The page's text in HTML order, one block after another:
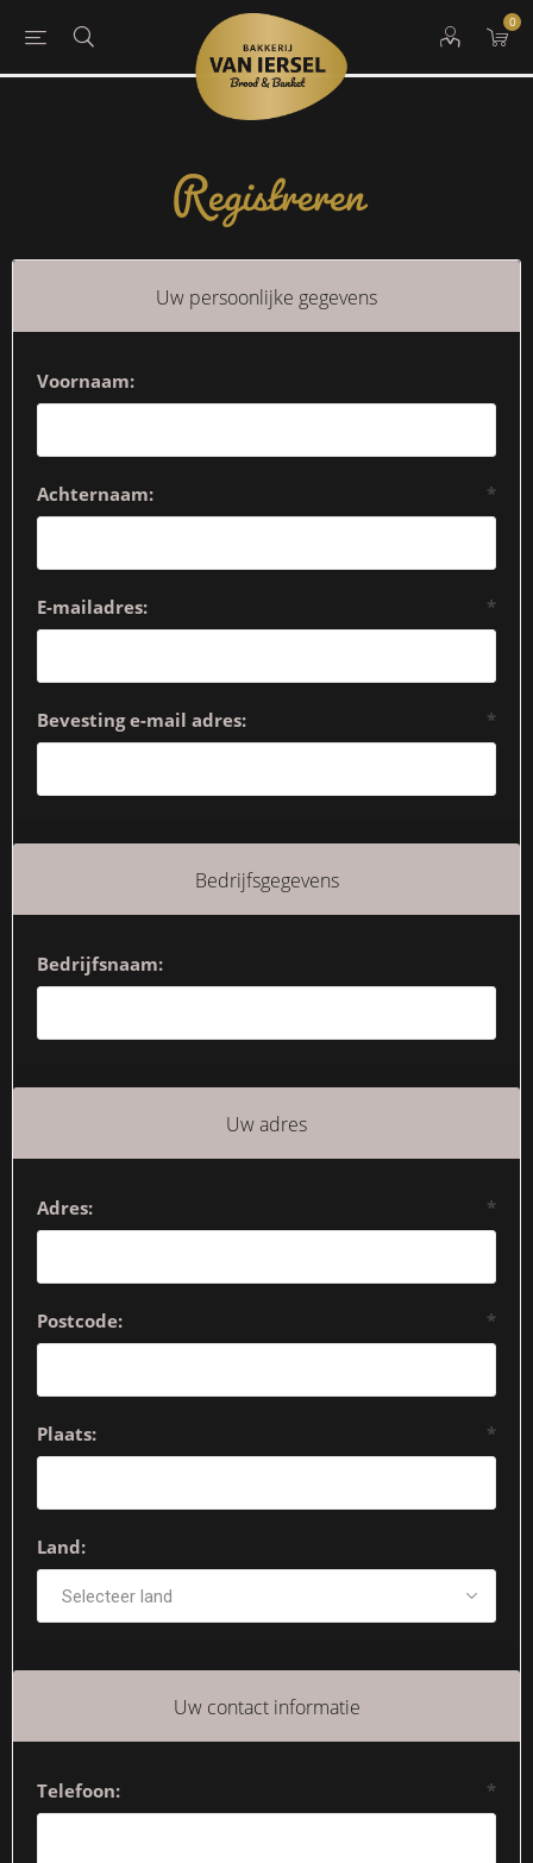
0
Registreren
Uw persoonlijke gegevens
Voornaam:
Achternaam: *
E-mailadres: *
Bevesting e-mail adres: *
Bedrijfsgegevens
Bedrijfsnaam:
Uw adres
Adres: *
Postcode: *
Plaats: *
Land:
Uw contact informatie
Telefoon: *